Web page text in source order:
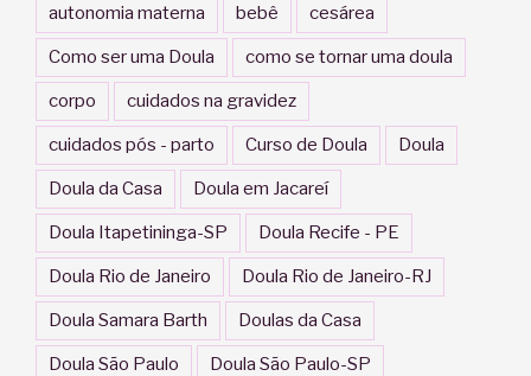
autonomia materna bebê cesárea
Como ser uma Doula como se tornar uma doula
corpo cuidados na gravidez
cuidados pós - parto Curso de Doula Doula
Doula da Casa Doula em Jacareí
Doula Itapetininga-SP Doula Recife - PE
Doula Rio de Janeiro Doula Rio de Janeiro-RJ
Doula Samara Barth Doulas da Casa
Doula São Paulo Doula São Paulo-SP